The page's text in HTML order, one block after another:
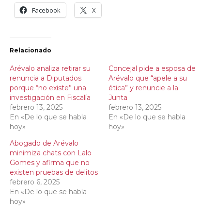
Facebook X
Relacionado
Arévalo analiza retirar su
renuncia a Diputados
porque “no existe” una
investigación en Fiscalía
febrero 13, 2025
En «De lo que se habla
hoy»
Concejal pide a esposa de
Arévalo que “apele a su
ética” y renuncie a la
Junta
febrero 13, 2025
En «De lo que se habla
hoy»
Abogado de Arévalo
minimiza chats con Lalo
Gomes y afirma que no
existen pruebas de delitos
febrero 6, 2025
En «De lo que se habla
hoy»